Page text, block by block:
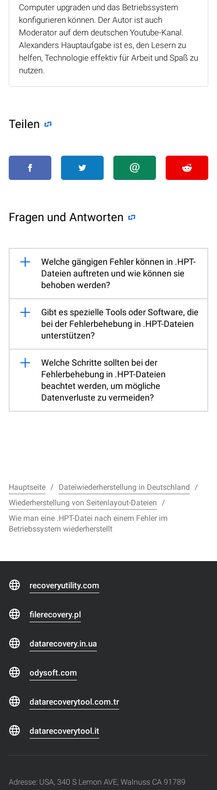
Computer upgraden und das Betriebssystem
konfigurieren können. Der Autor ist auch
Moderator auf dem deutschen Youtube-Kanal.
Alexanders Hauptaufgabe ist es, den Lesern zu
helfen, Technologie effektiv für Arbeit und Spaß zu
nutzen.
Teilen
Fragen und Antworten
Welche gängigen Fehler können in .HPT-
Dateien auftreten und wie können sie
behoben werden?
Gibt es spezielle Tools oder Software, die
bei der Fehlerbehebung in .HPT-Dateien
unterstützen?
Welche Schritte sollten bei der
Fehlerbehebung in .HPT-Dateien
beachtet werden, um mögliche
Datenverluste zu vermeiden?
Hauptseite
Dateiwiederherstellung in Deutschland
Wiederherstellung von Seitenlayout-Dateien
Wie man eine .HPT-Datei nach einem Fehler im
Betriebssystem wiederherstellt
recoveryutility.com
filerecovery.pl
datarecovery.in.ua
odysoft.com
datarecoverytool.com.tr
datarecoverytool.it
Adresse: USA, 340 S Lemon AVE, Walnuss CA 91789